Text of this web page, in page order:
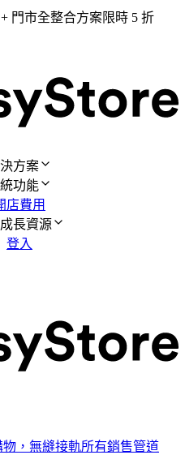
門市全整合方案限時 5 折
方案
功能
店費用
長資源
登入
，無縫接軌所有銷售管道